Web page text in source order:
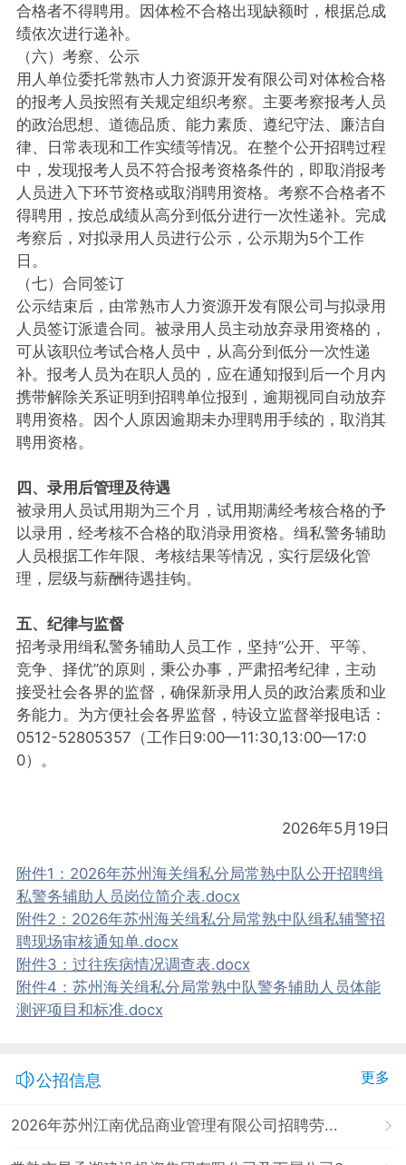
合格者不得聘用。因体检不合格出现缺额时，根据总成
绩依次进行递补。
（六）考察、公示
用人单位委托常熟市人力资源开发有限公司对体检合格
的报考人员按照有关规定组织考察。主要考察报考人员
的政治思想、道德品质、能力素质、遵纪守法、廉洁自
律、日常表现和工作实绩等情况。在整个公开招聘过程
中，发现报考人员不符合报考资格条件的，即取消报考
人员进入下环节资格或取消聘用资格。考察不合格者不
得聘用，按总成绩从高分到低分进行一次性递补。完成
考察后，对拟录用人员进行公示，公示期为5个工作
日。
（七）合同签订
公示结束后，由常熟市人力资源开发有限公司与拟录用
人员签订派遣合同。被录用人员主动放弃录用资格的，
可从该职位考试合格人员中，从高分到低分一次性递
补。报考人员为在职人员的，应在通知报到后一个月内
携带解除关系证明到招聘单位报到，逾期视同自动放弃
聘用资格。因个人原因逾期未办理聘用手续的，取消其
聘用资格。
四、录用后管理及待遇
被录用人员试用期为三个月，试用期满经考核合格的予
以录用，经考核不合格的取消录用资格。缉私警务辅助
人员根据工作年限、考核结果等情况，实行层级化管
理，层级与薪酬待遇挂钩。
五、纪律与监督
招考录用缉私警务辅助人员工作，坚持“公开、平等、
竞争、择优”的原则，秉公办事，严肃招考纪律，主动
接受社会各界的监督，确保新录用人员的政治素质和业
务能力。为方便社会各界监督，特设立监督举报电话：
0512-52805357（工作日9:00—11:30,13:00—17:0
0）。
2026年5月19日
附件1：2026年苏州海关缉私分局常熟中队公开招聘缉
私警务辅助人员岗位简介表.docx
附件2：2026年苏州海关缉私分局常熟中队缉私辅警招
聘现场审核通知单.docx
附件3：过往疾病情况调查表.docx
附件4：苏州海关缉私分局常熟中队警务辅助人员体能
测评项目和标准.docx
公招信息 更多
2026年苏州江南优品商业管理有限公司招聘劳...